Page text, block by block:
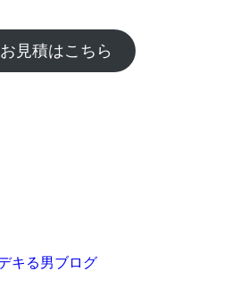
見積はこちら
キる男ブログ